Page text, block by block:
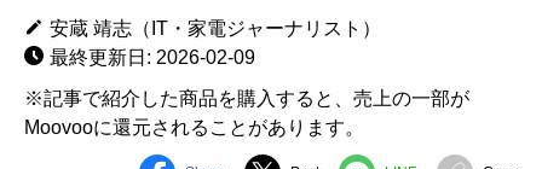
安蔵 靖志（IT・家電ジャーナリスト）
最終更新日: 2026-02-09
※記事で紹介した商品を購入すると、売上の一部が
Moovooに還元されることがあります。